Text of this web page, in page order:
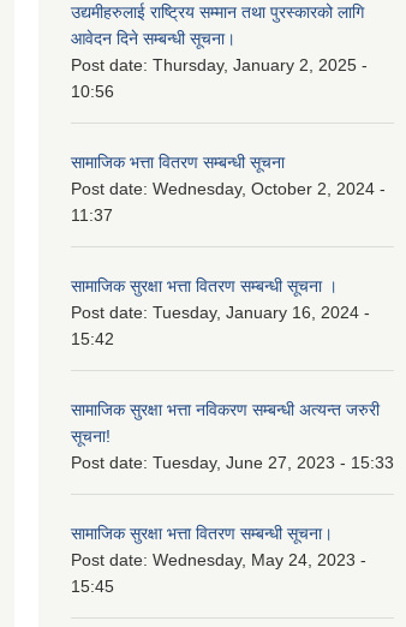
उद्यमीहरुलाई राष्‍ट्रिय सम्मान तथा पुरस्कारको लागि
आवेदन दिने सम्बन्धी सूचना।
Post date: Thursday, January 2, 2025 -
10:56
सामाजिक भत्ता वितरण सम्बन्धी सूचना
Post date: Wednesday, October 2, 2024 -
11:37
सामाजिक सुरक्षा भत्ता वितरण सम्बन्धी सूचना ।
Post date: Tuesday, January 16, 2024 -
15:42
सामाजिक सुरक्षा भत्ता नविकरण सम्बन्धी अत्यन्त जरुरी
सूचना!
Post date: Tuesday, June 27, 2023 - 15:33
सामाजिक सुरक्षा भत्ता वितरण सम्बन्धी सूचना।
Post date: Wednesday, May 24, 2023 -
15:45